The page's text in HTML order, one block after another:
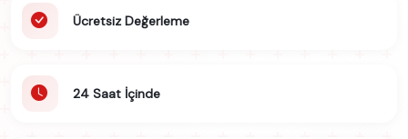
Ücretsiz Değerleme
24 Saat İçinde